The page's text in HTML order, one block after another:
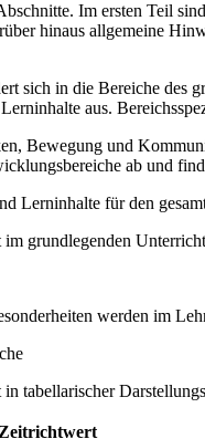
Im ersten Teil
hinaus allgemeine
sich in die Bereiche des
aus.
Bewegung und
ab und
Lerninhalte für den
grundlegenden
werden im
tabellarischer
Zeitrichtwert